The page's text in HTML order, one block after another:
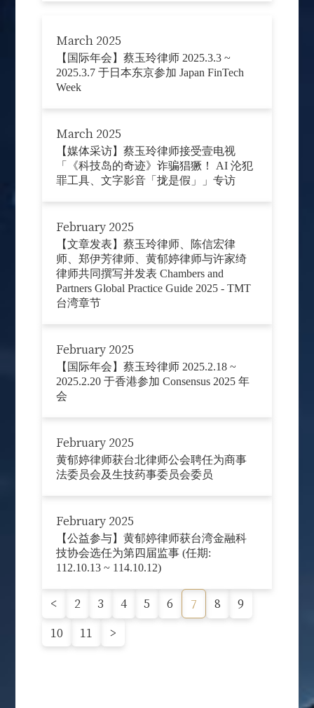
March 2025
【国际年会】蔡玉玲律师 2025.3.3 ~
2025.3.7 于日本东京参加 Japan FinTech
Week
March 2025
【媒体采访】蔡玉玲律师接受壹电视
「《科技岛的奇迹》诈骗猖獗！ AI 沦犯
罪工具、文字影音「拢是假」」专访
February 2025
【文章发表】蔡玉玲律师、陈信宏律
师、郑伊芳律师、黄郁婷律师与许家绮
律师共同撰写并发表 Chambers and
Partners Global Practice Guide 2025 - TMT
台湾章节
February 2025
【国际年会】蔡玉玲律师 2025.2.18 ~
2025.2.20 于香港参加 Consensus 2025 年
会
February 2025
黄郁婷律师获台北律师公会聘任为商事
法委员会及生技药事委员会委员
February 2025
【公益参与】黄郁婷律师获台湾金融科
技协会选任为第四届监事 (任期:
112.10.13 ~ 114.10.12)
< 2 3 4 5 6 7 8
9
10
11 >